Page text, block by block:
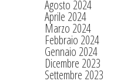
Agosto 2024
Aprile 2024
Marzo 2024
Febbraio 2024
Gennaio 2024
Dicembre 2023
Settembre 2023